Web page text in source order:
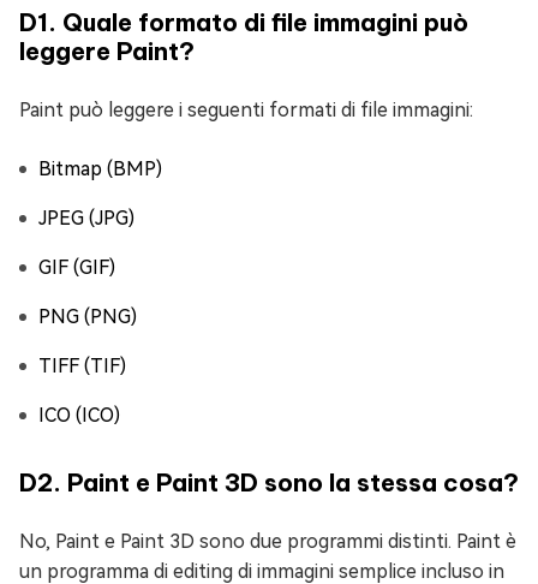
D1. Quale formato di file immagini può
leggere Paint?
Paint può leggere i seguenti formati di file immagini:
Bitmap (BMP)
JPEG (JPG)
GIF (GIF)
PNG (PNG)
TIFF (TIF)
ICO (ICO)
D2. Paint e Paint 3D sono la stessa cosa?
No, Paint e Paint 3D sono due programmi distinti. Paint è
un programma di editing di immagini semplice incluso in